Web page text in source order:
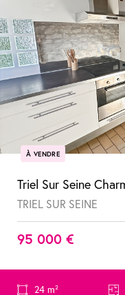
À VENDRE
TRIEL SUR SEINE
95 000 €
24 m²